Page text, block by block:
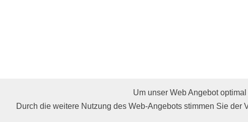
Um unser Web Angebot
Durch die weitere Nutzung des Web-Angebots stimmen Sie
Affiliate werden Restaurants
Cocktails & Rezepte
AGB
Impressum Gastro Punkte Hilfe Partner